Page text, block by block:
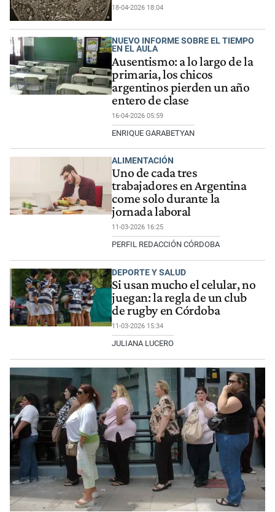
18-04-2026 18:04
NUEVO INFORME SOBRE EL TIEMPO
EN EL AULA
Ausentismo: a lo largo de la
primaria, los chicos
argentinos pierden un año
entero de clase
16-04-2026 05:59
ENRIQUE GARABETYAN
ALIMENTACIÓN
Uno de cada tres
trabajadores en Argentina
come solo durante la
jornada laboral
11-03-2026 16:25
PERFIL REDACCIÓN CÓRDOBA
DEPORTE Y SALUD
Si usan mucho el celular, no
juegan: la regla de un club
de rugby en Córdoba
11-03-2026 15:34
JULIANA LUCERO